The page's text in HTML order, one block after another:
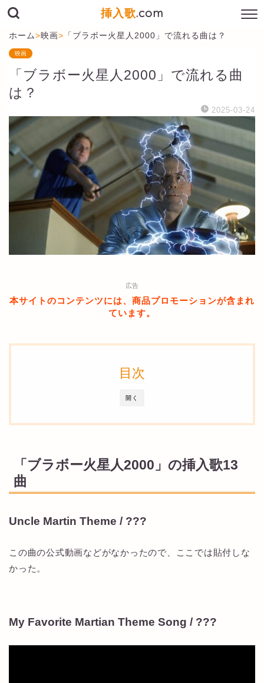
挿入歌.com
ホーム>映画> 「ブラボー火星人2000」で流れる曲は？
映画
「ブラボー火星人2000」で流れる曲
は？
2025-03-24
広告
本サイトのコンテンツには、商品プロモーションが含まれ
ています。
開く
目次
「ブラボー火星人2000」の挿入歌13
曲
Uncle Martin Theme / ???
この曲の公式動画などがなかったので、ここでは貼付しな
かった。
My Favorite Martian Theme Song / ???